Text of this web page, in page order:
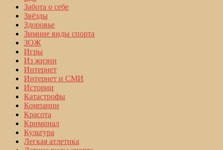
Забота о себе
Звёзды
Здоровье
Зимние виды спорта
ЗОЖ
Игры
Из жизни
Интернет
Интернет и СМИ
Истории
Катастрофы
Компании
Красота
Криминал
Культура
Легкая атлетика